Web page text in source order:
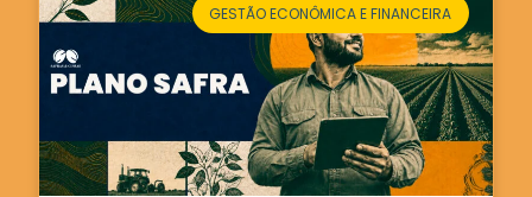
GESTÃO ECONÔMICA E FINANCEIRA